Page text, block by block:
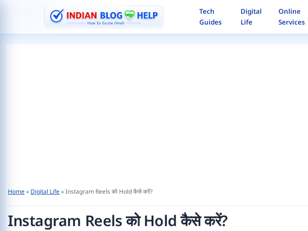
content
Tech
Guides
Digital
Life
Online
Services
Home» Digital Life»Instagram Reels को Hold कैसे करें?
Instagram Reels को Hold कैसे करें?